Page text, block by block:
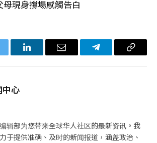
現身撐場感觸告白
LinkedIn电
Telegram复
中心
辑部为您带来全球华人社区的最新资讯。我
于提供准确、及时的新闻报道，涵盖政治、